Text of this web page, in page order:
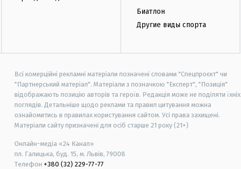
Биатлон
Другие виды спорта
Всі комерційні рекламні матеріали позначені словами "Спецпроєкт" чи
"Партнерський матеріал". Матеріали з позначкою "Експерт", "Позиція"
відображають позицію авторів та героїв. Редакція може не поділяти їхніх
поглядів. Детальніше щодо реклами та правил цитування можна
ознайомитись в правилах користування сайтом. Усі права захищені.
Матеріали сайту призначені для осіб старше 21 року (21+)
Онлайн-медіа «24 Канал»
пл. Галицька, буд. 15, м. Львів, 79008
Телефон +380 (32) 229-77-77